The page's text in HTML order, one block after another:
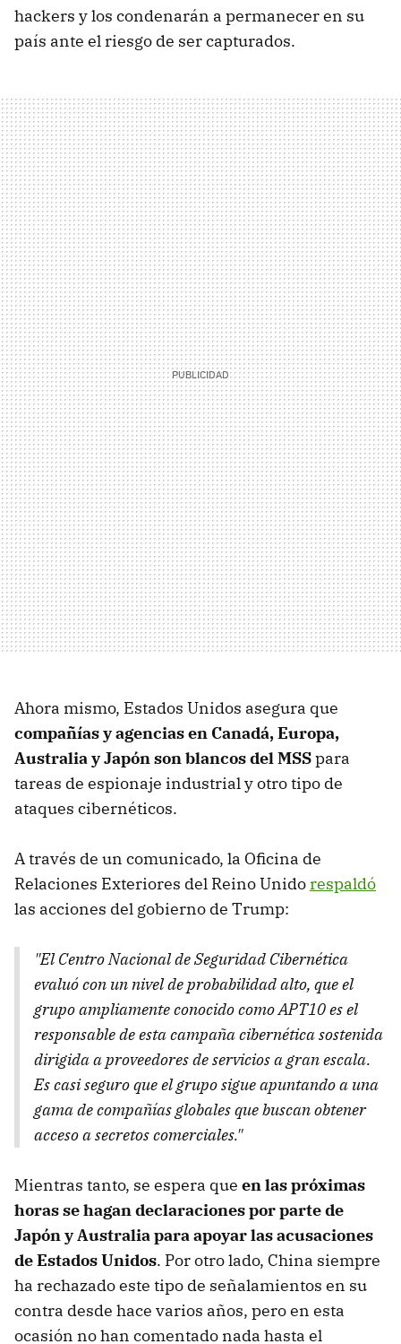
hackers y los condenarán a permanecer en su
país ante el riesgo de ser capturados.
Ahora mismo, Estados Unidos asegura que
compañías y agencias en Canadá, Europa,
Australia y Japón son blancos del MSSpara
tareas de espionaje industrial y otro tipo de
ataques cibernéticos.
A través de un comunicado, la Oficina de
Relaciones Exteriores del Reino Unidorespaldó
las acciones del gobierno de Trump:
"El Centro Nacional de Seguridad Cibernética
evaluó con un nivel de probabilidad alto, que el
grupo ampliamente conocido como APT10 es el
responsable de esta campaña cibernética sostenida
dirigida a proveedores de servicios a gran escala.
Es casi seguro que el grupo sigue apuntando a una
gama de compañías globales que buscan obtener
acceso a secretos comerciales."
Mientras tanto, se espera que en las próximas
horas se hagan declaraciones por parte de
Japón y Australia para apoyar las acusaciones
de Estados Unidos. Por otro lado, China siempre
ha rechazado este tipo de señalamientos en su
contra desde hace varios años, pero en esta
ocasión no han comentado nada hasta el